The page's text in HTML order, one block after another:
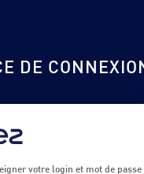
DE
votre login et mot de passe